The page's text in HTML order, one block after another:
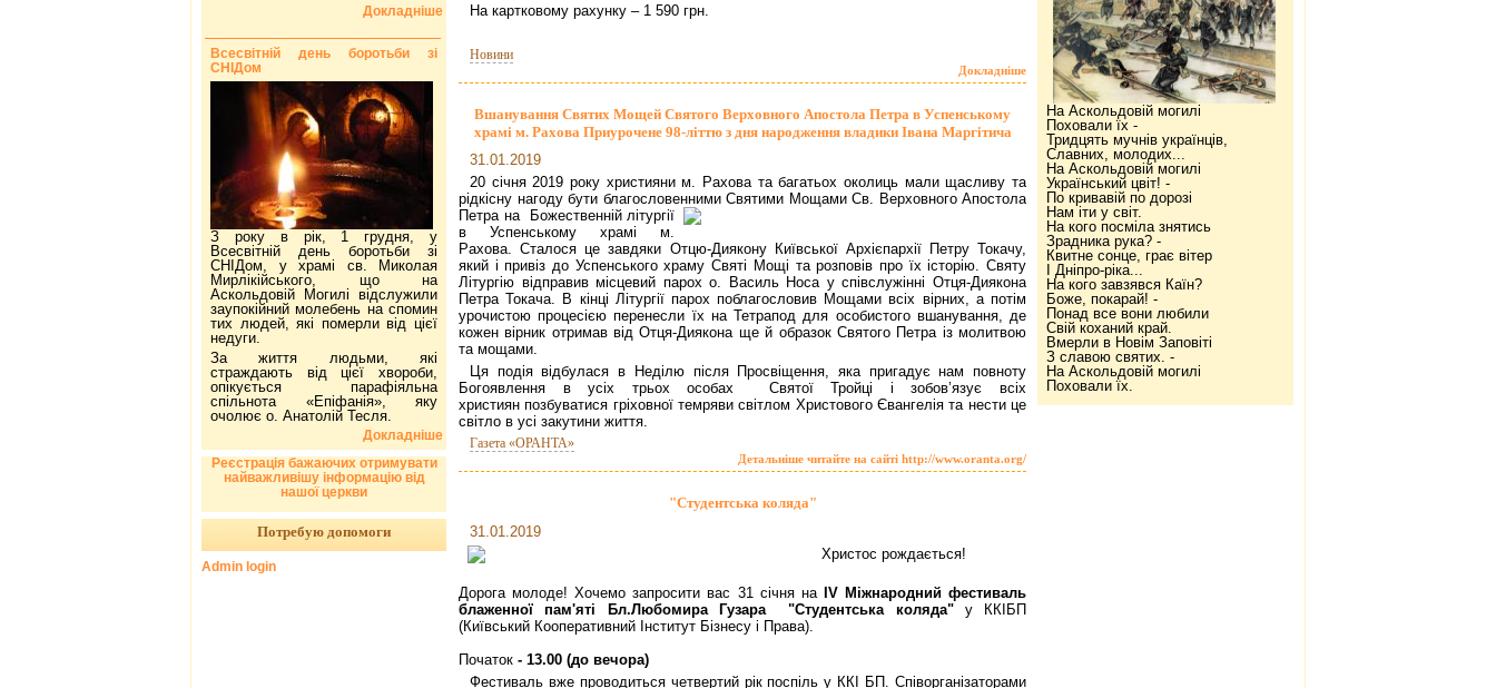
На картковому рахунку – 1 590 грн.
Новини
Докладніше
Вшанування Святих Мощей Святого Верховного Апостола Петра в Успенському
храмі м. Рахова Приурочене 98-літтю з дня народження владики Івана Маргітича
31.01.2019
20 січня 2019 року християни м. Рахова та багатьох околиць мали щасливу та
рідкісну нагоду бути благословенними Святими Мощами Св. Верховного Апостола
Петра на Божественній літургії
в Успенському храмі м.
Рахова. Сталося це завдяки Отцю-Диякону Київської Архієпархії Петру Токачу,
який і привіз до Успенського храму Святі Мощі та розповів про їх історію. Святу
Літургію відправив місцевий парох о. Василь Носа у співслужінні Отця-Диякона
Петра Токача. В кінці Літургії парох поблагословив Мощами всіх вірних, а потім
урочистою процесією перенесли їх на Тетрапод для особистого вшанування, де
кожен вірник отримав від Отця-Диякона ще й образок Святого Петра із молитвою
та мощами.
Ця подія відбулася в Неділю після Просвіщення, яка пригадує нам повноту
Богоявлення в усіх трьох особах Святої Тройці і зобов’язує всіх
християн позбуватися гріховної темряви світлом Христового Євангелія та нести це
світло в усі закутини життя.
Газета «ОРАНТА»
Детальніше читайте на сайті http://www.oranta.org/
"Студентська коляда"
31.01.2019
Христос рождається!
Дорога молоде! Хочемо запросити вас 31 січня на
IV Міжнародний фестиваль
блаженної пам'яті Бл.Любомира Гузара "Студентська коляда"у ККІБП
(Київський Кооперативний Інститут Бізнесу і Права).
Початок - 13.00 (до вечора)
Фестиваль вже проводиться четвертий рік поспіль у ККІ БП. Співорганізаторами
Докладніше
Всесвітній день боротьби зі
СНІДом
З року в рік, 1 грудня, у
Всесвітній день боротьби зі
СНІДом, у храмі св. Миколая
Мирлікійського, що на
Аскольдовій Могилі відслужили
заупокійний молебень на спомин
тих людей, які померли від цієї
недуги.
За життя людьми, які
страждають від цієї хвороби,
опікується парафіяльна
спільнота «Епіфанія», яку
очолює о. Анатолій Тесля.
Докладніше
Реєстрація бажаючих отримувати
найважливішу інформацію від
нашої церкви
Потребую допомоги
Admin login
На Аскольдовій могилі
Поховали їх -
Тридцять мучнів українців,
Славних, молодих...
На Аскольдовій могилі
Український цвіт! -
По кривавій по дорозі
Нам іти у світ.
На кого посміла знятись
Зрадника рука? -
Квитне сонце, грає вітер
І Дніпро-ріка...
На кого завзявся Каїн?
Боже, покарай! -
Понад все вони любили
Свій коханий край.
Вмерли в Новім Заповіті
З славою святих. -
На Аскольдовій могилі
Поховали їх.